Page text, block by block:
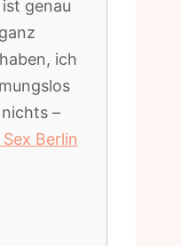
genau
ich
–
Berlin